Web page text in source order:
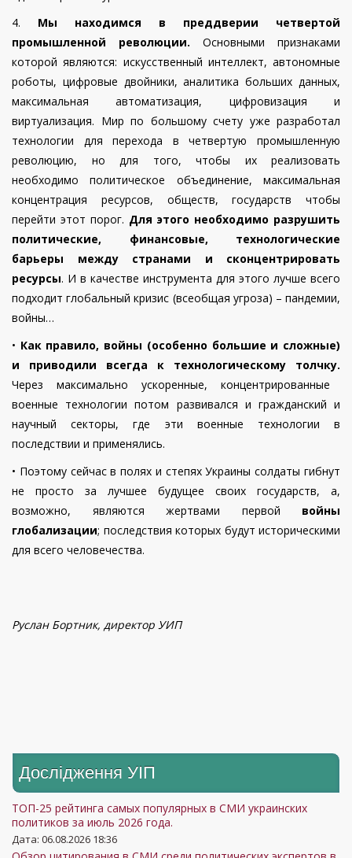
4.
Мы находимся в преддверии четвертой
промышленной революции. Основными признаками
которой являются: искусственный интеллект, автономные
роботы, цифровые двойники, аналитика больших данных,
максимальная автоматизация, цифровизация и
виртуализация. Мир по большому счету уже разработал
технологии для перехода в четвертую промышленную
революцию, но для того, чтобы их реализовать
необходимо политическое объединение, максимальная
концентрация ресурсов, обществ, государств чтобы
перейти этот порог. Для этого необходимо разрушить
политические, финансовые, технологические
барьеры между странами и сконцентрировать
ресурсы. И в качестве инструмента для этого лучше всего
подходит глобальныйкризис (всеобщая угроза) – пандемии,
войны…
• Как правило, войны (особенно большие и сложные)
и приводили всегда к технологическому толчку.
Через максимально ускоренные, концентрированные
военные технологии потом развивался и гражданский и
научный секторы, где эти военные технологии в
последствии и применялись.
• Поэтому сейчас в полях и степях Украины солдаты гибнут
не просто за лучшее будущее своих государств, а,
возможно, являются жертвами первой войны
глобализации; последствия которых будут историческими
для всего человечества.
Руслан Бортник, директор УИП
Дослідження УIП
ТОП-25 рейтинга самых популярных в СМИ украинских
политиков за июль 2026 года.
Дата: 06.08.2026 18:36